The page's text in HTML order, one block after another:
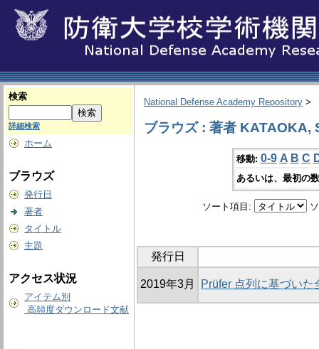
検索
詳細検索
ホーム
ブラウズ
発行日
著者
タイトル
主題
アクセス状況
アイテム別
高頻度ダウンロード文献
National Defense Academy Repository >
ブラウズ : 著者 KATAOKA,
移動: 0-9 A B C
あるいは、最初の
ソート項目:
発行日
2019年3月 Prüfer 点列に基づい